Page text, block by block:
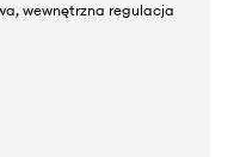
wewnętrzna regulacja